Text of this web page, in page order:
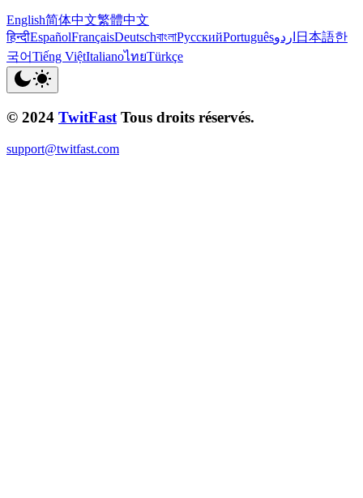
English简体中文繁體中文
हिन्दीEspañolFrançaisDeutschবাংলাРусскийPortuguêsاردو 日本語한
국어Tiếng ViệtItalianoไทยTürkçe
© 2024 TwitFast Tous droits réservés.
support@twitfast.com